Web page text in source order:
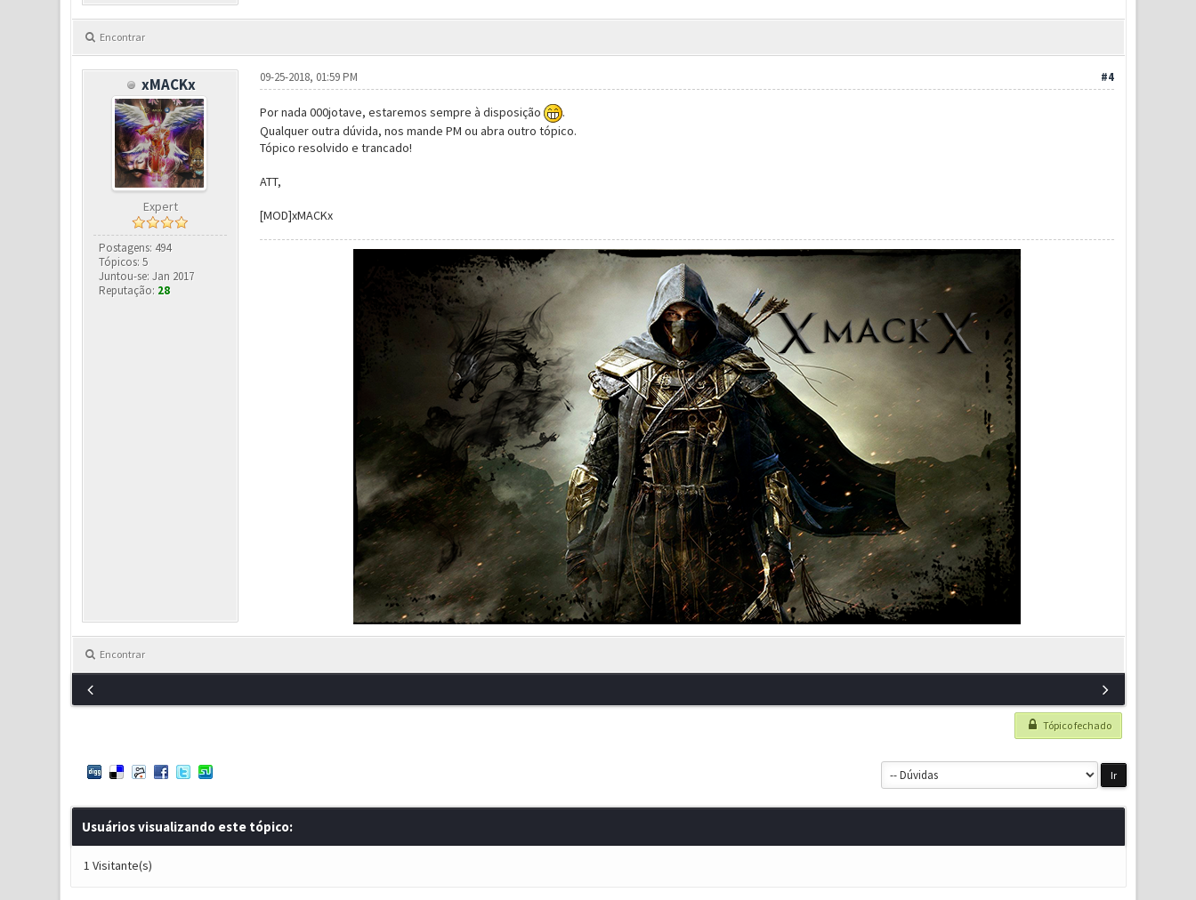
Encontrar
xMACKx
Expert
Postagens: 494
Tópicos: 5
Juntou-se: Jan 2017
Reputação: 28
#4
09-25-2018, 01:59 PM
Por nada 000jotave, estaremos sempre à disposição
.
Qualquer outra dúvida, nos mande PM ou abra outro tópico.
Tópico resolvido e trancado!
ATT,
[MOD]xMACKx
Encontrar
Tópico fechado
Usuários visualizando este tópico:
1 Visitante(s)